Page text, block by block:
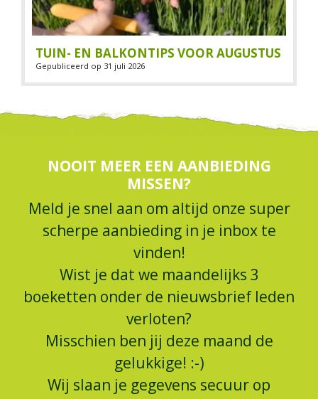
TUIN- EN BALKONTIPS VOOR AUGUSTUS
Gepubliceerd op 31 juli 2026
NOOIT MEER EEN AANBIEDING
MISSEN?
Meld je snel aan om altijd onze super
scherpe aanbieding in je inbox te
vinden!
Wist je dat we maandelijks 3
boeketten onder de nieuwsbrief leden
verloten?
Misschien ben jij deze maand de
gelukkige! :-)
Wij slaan je gegevens secuur op